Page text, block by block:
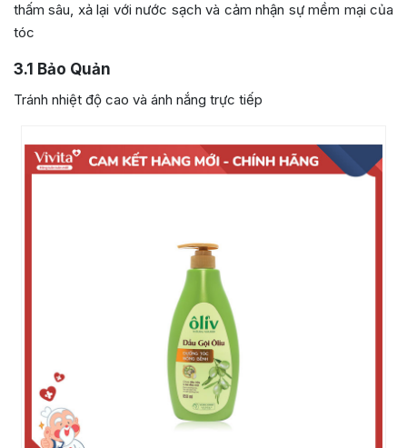
thấm sâu, xả lại với nước sạch và cảm nhận sự mềm mại của
tóc
3.1 Bảo Quản
Tránh nhiệt độ cao và ánh nắng trực tiếp